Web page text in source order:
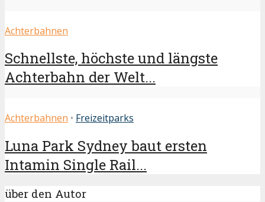
Achterbahnen
Schnellste, höchste und längste
Achterbahn der Welt...
Achterbahnen • Freizeitparks
Luna Park Sydney baut ersten
Intamin Single Rail...
über den Autor